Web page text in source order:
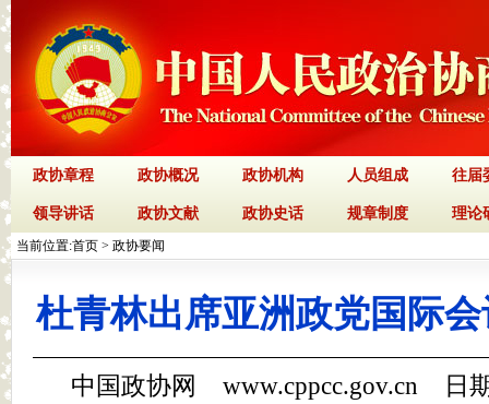
政协章程 政协概况 政协机构 人员组成 往届
领导讲话 政协文献 政协史话 规章制度 理论
当前位置:首页 > 政协要闻
杜青林出席亚洲政党国际
中国政协网 www.cppcc.gov.cn 日